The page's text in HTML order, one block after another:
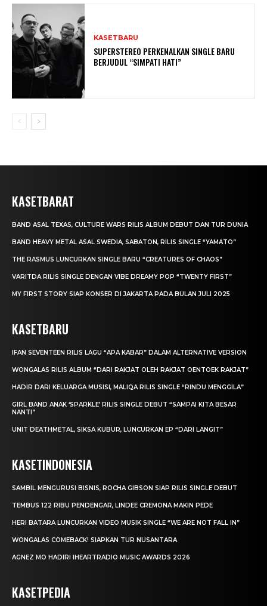
KASETBARU
SUPERSTEREO PERKENALKAN SINGLE BARU
BERJUDUL “SIMPATI HATI”
KASETBARAT
BAND ASAL TEXAS, CULTURE WARS RILIS ALBUM DEBUT DAN TUR DUNIA
BAND HEAVY METAL ASAL SWEDIA, SABATON, RILIS SINGLE “YAMATO”
THE RASMUS LUNCURKAN SINGLE BARU “CREATURES OF CHAOS”
VARITDA RILIS SINGLE DENGAN VIBE DREAMY POP “TWENTY FIRST”
MY FIRST STORY SIAP KONSER DI JAKARTA PADA BULAN JULI 2025
KASETBARU
IFAN SEVENTEEN RILIS LAGU “APA KABAR” DALAM ALTERNATIVE VERSION
WONGALAS RILIS ALBUM “DARI RAKJAT OLEH RAKJAT OENTOEK RAKJAT”
HADIR DARI KELUARGA MUSISI, MALIQA RILIS SINGLE “RINDU MENGGILA”
GIRL BAND ANAK ‘SPARKLE’ RILIS SINGLE DEBUT “SAMPAI KITA BESAR
NANTI”
UNIT DEATHMETAL, SIKSA KUBUR, LUNCURKAN EP “DARI LANGIT”
KASETINDONESIA
SAMBIL MENGURUSI BISNIS, ROCHA GIBSON SIAP RILIS SINGLE DEBUT
TEMBUS 122 RIBU PENDENGAR, LINDEE CREMONA MAKIN PEDE
HERI BATARA LUNCURKAN VIDEO MUSIK SINGLE “WE ARE NOT FALL IN”
WONGALAS COMEBACK! SIAPKAN TUR NUSANTARA
AGNEZ MO HADIRI IHEARTRADIO MUSIC AWARDS 2026
KASETPEDIA